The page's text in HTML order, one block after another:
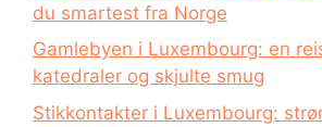
du smartest fra Norge
Gamlebyen i Luxembourg: en
katedraler og skjulte smug
Stikkontakter i Luxembourg: